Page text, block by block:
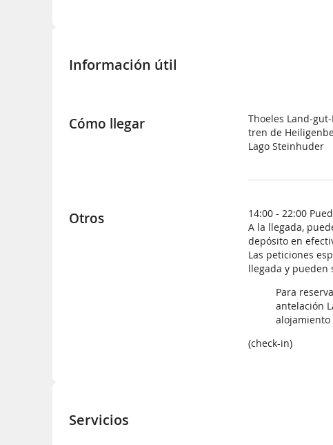
Información útil
Cómo llegar
Thoeles Land-
tren de
Lago Steinhuder
Otros
14:00 - 22:00
A la llegada,
depósito en
Las peticiones
llegada y pueden
Para
antelación
alojamiento
(check-in)
Servicios